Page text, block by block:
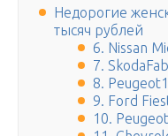
Недорогие
тысяч рублей
6. Nissan
7.
8.
9. Ford
10.